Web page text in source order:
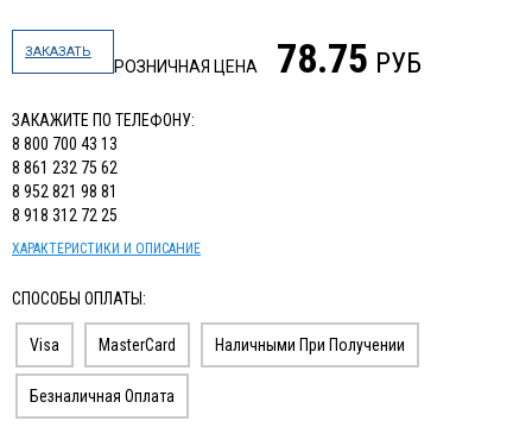
ЗАКАЗАТЬ
РОЗНИЧНАЯ ЦЕНА 78.75 РУБ
ЗАКАЖИТЕ ПО ТЕЛЕФОНУ:
8 800 700 43 13
8 861 232 75 62
8 952 821 98 81
8 918 312 72 25
ХАРАКТЕРИСТИКИ И ОПИСАНИЕ
СПОСОБЫ ОПЛАТЫ:
Visa MasterCard Наличными При Получении
Безналичная Оплата